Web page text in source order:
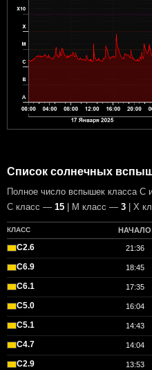
Список солнечных
Полное число вспышек класса
С класс — 15 | М класс — 3 | X
КЛАСС НАЧАЛО
C2.6 21:36
C6.9 18:45
C6.1 17:35
C5.0 16:04
C5.1 14:43
C4.7 14:04
C2.9 13:53